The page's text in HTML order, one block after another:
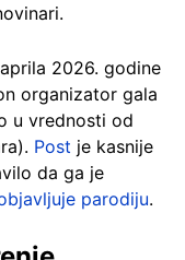
2026. godine
organizator gala
u vrednosti od
Post je kasnije
da ga je
parodiju.